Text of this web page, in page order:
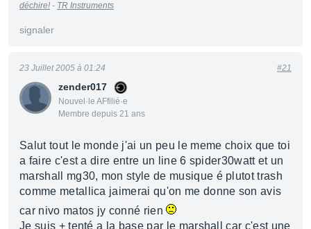
déchire! - TR Instruments
signaler
zender017
Nouvel·le AFfilié·e
Membre depuis 21 ans
23 Juillet 2005 à 01:24 #21
Salut tout le monde j'ai un peu le meme choix que toi
a faire c'est a dire entre un line 6 spider30watt et un
marshall mg30, mon style de musique é plutot trash
comme metallica jaimerai qu'on me donne son avis
car nivo matos jy conné rien
Je suis + tenté a la base par le marshall car c'est une